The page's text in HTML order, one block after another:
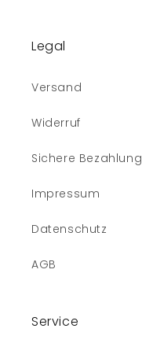
Legal
Versand
Widerruf
Sichere Bezahlung
Impressum
Datenschutz
AGB
Service